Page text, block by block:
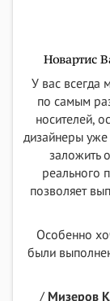
Новартис
У вас всегда
по самым
носителей,
дизайнеры уже
заложить
реального
позволяет
Особенно
были
/ Мизеров